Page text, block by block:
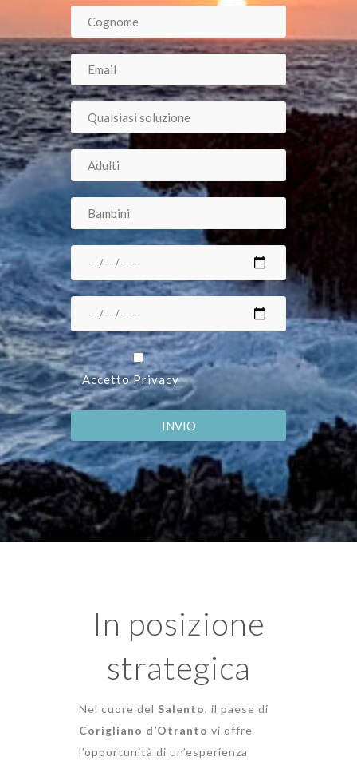
Accetto Privacy
In posizione
strategica
Nel cuore del Salento, il paese di
Corigliano d’Otranto vi offre
l’opportunità di un’esperienza